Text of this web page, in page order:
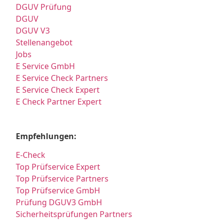
DGUV Prüfung
DGUV
DGUV V3
Stellenangebot
Jobs
E Service GmbH
E Service Check Partners
E Service Check Expert
E Check Partner Expert
Empfehlungen:
E-Check
Top Prüfservice Expert
Top Prüfservice Partners
Top Prüfservice GmbH
Prüfung DGUV3 GmbH
Sicherheitsprüfungen Partners